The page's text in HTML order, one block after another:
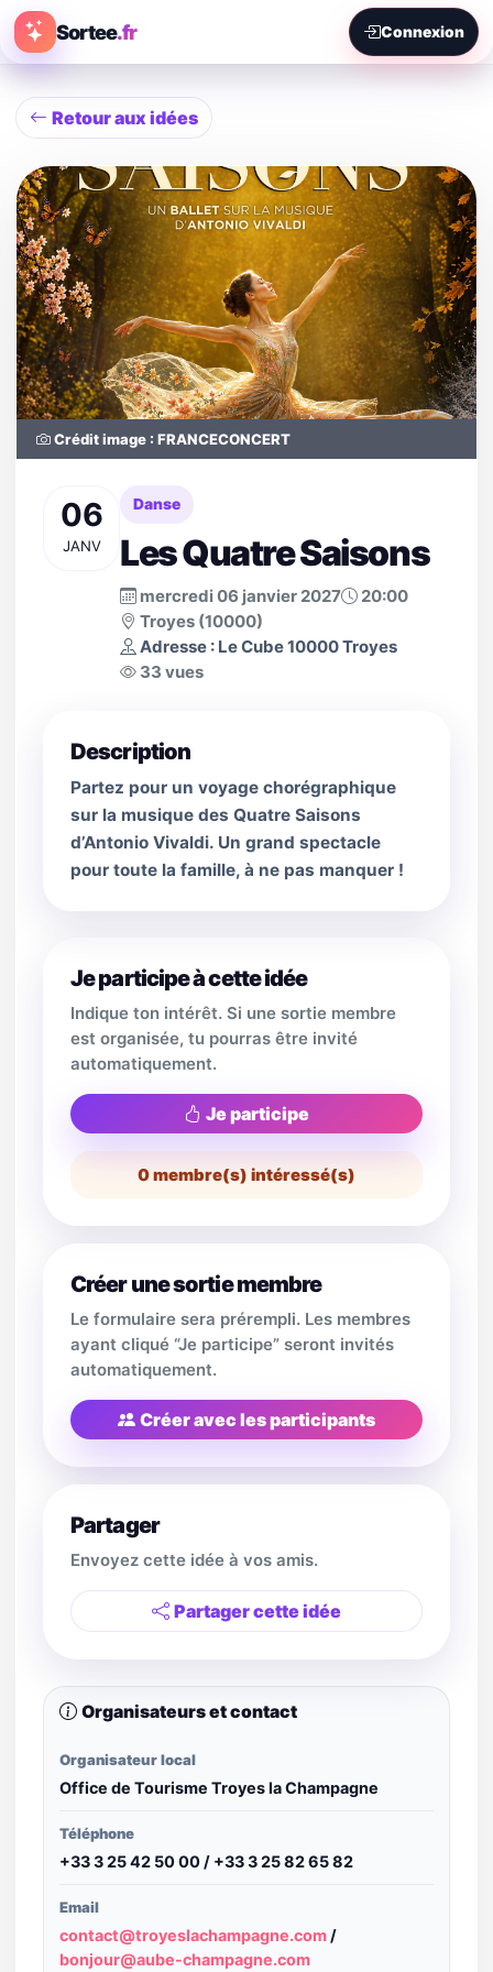
Sortee.fr Connexion
Retour aux idées
Crédit image : FRANCECONCERT
06
JANV
Danse
Les Quatre Saisons
mercredi 06 janvier 2027
20:00
Troyes (10000)
Adresse : Le Cube 10000 Troyes
33 vues
Description
Partez pour un voyage chorégraphique
sur la musique des Quatre Saisons
d’Antonio Vivaldi. Un grand spectacle
pour toute la famille, à ne pas manquer !
Je participe à cette idée
Indique ton intérêt. Si une sortie membre
est organisée, tu pourras être invité
automatiquement.
Je participe
0membre(s) intéressé(s)
Créer une sortie membre
Le formulaire sera prérempli. Les membres
ayant cliqué “Je participe” seront invités
automatiquement.
Créer avec les participants
Partager
Envoyez cette idée à vos amis.
Partager cette idée
Organisateurs et contact
Organisateur local
Office de Tourisme Troyes la Champagne
Téléphone
+33 3 25 42 50 00 / +33 3 25 82 65 82
Email
contact@troyeslachampagne.com /
bonjour@aube-champagne.com